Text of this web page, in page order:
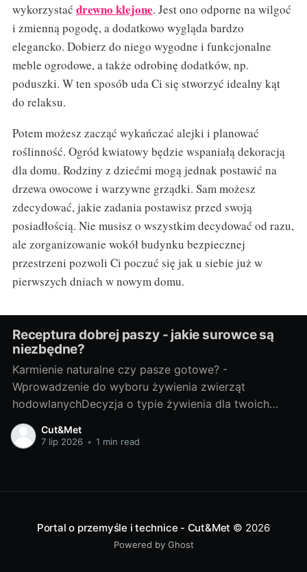
wykorzystać drewno klejone. Jest ono odporne na wilgoć
i zmienną pogodę, a dodatkowo wygląda bardzo
elegancko. Dobierz do niego wygodne i funkcjonalne
meble ogrodowe, a także odrobinę dodatków, np.
poduszki. W ten sposób uda Ci się stworzyć idealny kąt
do relaksu.
Potem możesz zacząć wykańczać alejki i planować
roślinność. Ogród kwiatowy będzie wspaniałą dekoracją
dla domu. Rodziny z dziećmi mogą jednak postawić na
drzewa owocowe i warzywne grządki. Sam możesz
zdecydować, jakie zadania postawisz przed swoją
posiadłością. Nie musisz o wszystkim decydować od razu,
ale zorganizowanie wokół budynku bezpiecznej
przestrzeni pozwoli Ci poczuć się jak u siebie już w
pierwszych dniach w nowym domu.
Receptura dobrej paszy - jakie surowce są
niezbędne?
Karmienie naturalne czy pasze gotowe? -
Wprowadzenie do wyboru żywienia zwierząt
hodowlanychDecyzja o typie żywienia dla twoich
zwierząt hodowlanych to niełatwy wybór. Naturalne
karmienie, czyli podawanie zwierzętom surowców w
który wymaga dużo uwagi i wiedzy. Z drugiej strony
Cut&Met
7 lip 2026 • 1 min read
Portal o przemyśle i technice - Cut&Met © 2026
Powered by Ghost